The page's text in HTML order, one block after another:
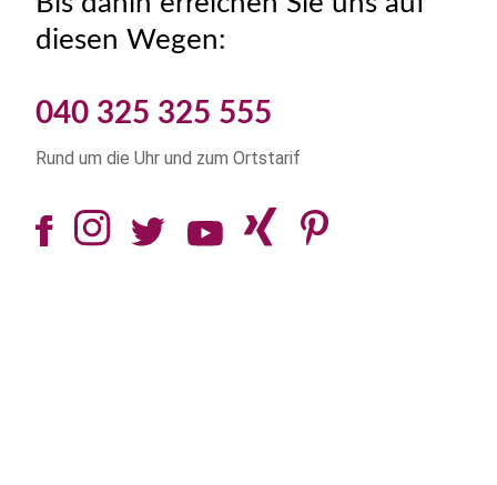
diesen Wegen:
040 325 325 555
Rund um die Uhr und zum Ortstarif